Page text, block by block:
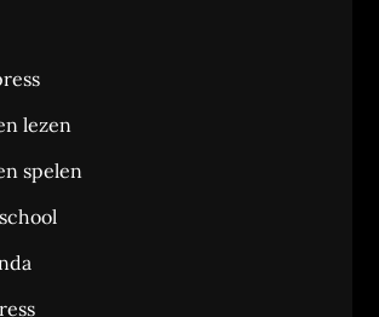
lezen
spelen